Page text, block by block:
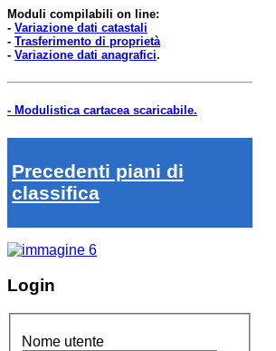
Moduli compilabili on line:
- Variazione dati catastali
- Trasferimento di proprietà
- Variazione dati anagrafici.
- Modulistica cartacea scaricabile.
Precedenti piani di
classifica
Login
Nome utente